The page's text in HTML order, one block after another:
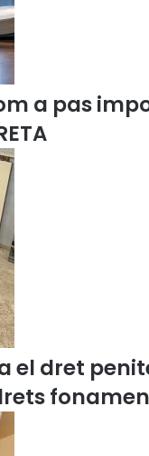
e
a
o
m
i
s
s
ó
d
L
l
e
n
g
u
a
a pas
el dret